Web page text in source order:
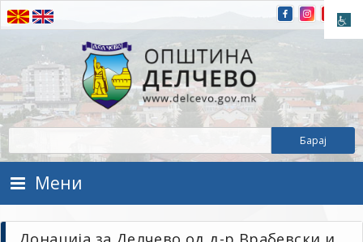
Прескокнете на содржината
Општина Делчево
Општина Делчево
Мени